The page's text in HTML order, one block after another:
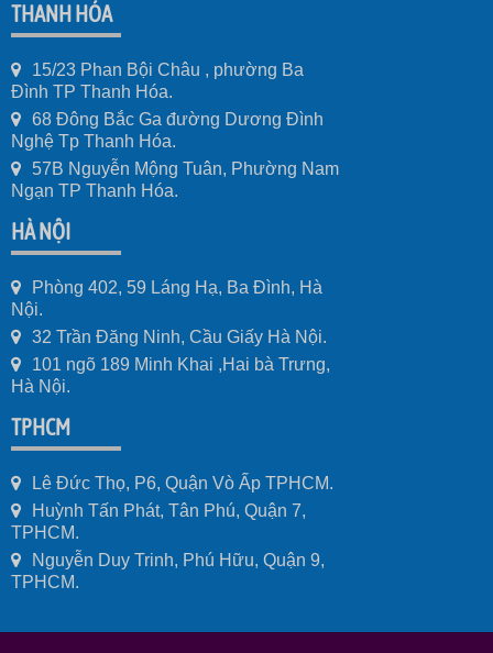
THANH HÓA
15/23 Phan Bội Châu , phường Ba
Đình TP Thanh Hóa.
68 Đông Bắc Ga đường Dương Đình
Nghệ Tp Thanh Hóa.
57B Nguyễn Mộng Tuân, Phường Nam
Ngạn TP Thanh Hóa.
HÀ NỘI
Phòng 402, 59 Láng Hạ, Ba Đình, Hà
Nội.
32 Trần Đăng Ninh, Cầu Giấy Hà Nội.
101 ngõ 189 Minh Khai ,Hai bà Trưng,
Hà Nội.
TPHCM
Lê Đức Thọ, P6, Quận Vò Ấp TPHCM.
Huỳnh Tấn Phát, Tân Phú, Quận 7,
TPHCM.
Nguyễn Duy Trinh, Phú Hữu, Quận 9,
TPHCM.